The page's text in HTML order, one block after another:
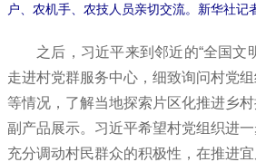
户、农机手、农技人员亲切交流。新华社记
之后，习近平来到邻近的“全国文
走进村党群服务中心，细致询问村党
等情况，了解当地探索片区化推进乡
副产品展示。习近平希望村党组织进一
充分调动村民群众的积极性，在推进